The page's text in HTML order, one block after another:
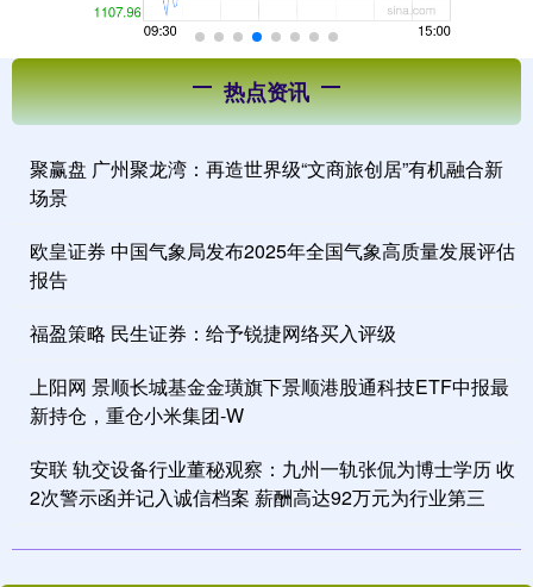
热点资讯
聚赢盘 广州聚龙湾：再造世界级“文商旅创居”有机融合新
场景
欧皇证券 中国气象局发布2025年全国气象高质量发展评估
报告
福盈策略 民生证券：给予锐捷网络买入评级
上阳网 景顺长城基金金璜旗下景顺港股通科技ETF中报最
新持仓，重仓小米集团-W
安联 轨交设备行业董秘观察：九州一轨张侃为博士学历 收
2次警示函并记入诚信档案 薪酬高达92万元为行业第三